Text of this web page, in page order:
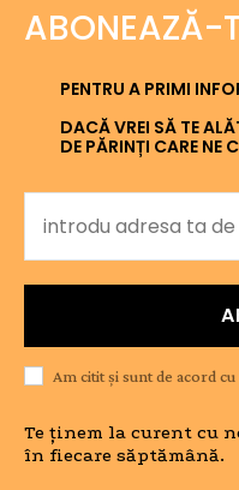
ABONEAZĂ-
PENTRU A PRIMI
DACĂ VREI SĂ TE
DE PĂRINȚI CARE NE
Am citit și sunt de acord cu
Te ținem la curent cu
în fiecare săptămână.